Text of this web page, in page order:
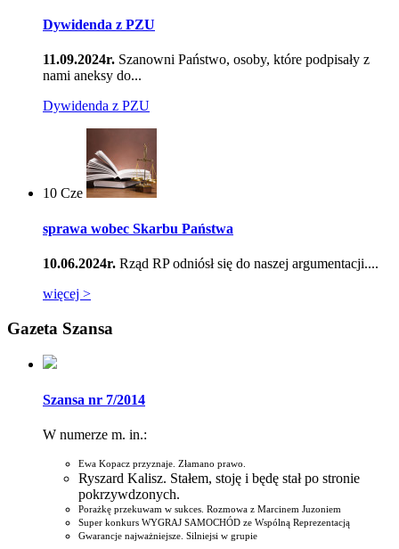
Dywidenda z PZU
11.09.2024r. Szanowni Państwo, osoby, które podpisały z
nami aneksy do...
Dywidenda z PZU
10 Cze
sprawa wobec Skarbu Państwa
10.06.2024r. Rząd RP odniósł się do naszej argumentacji....
więcej >
Gazeta Szansa
Szansa nr 7/2014
W numerze m. in.:
Ewa Kopacz przyznaje. Złamano prawo.
Ryszard Kalisz. Stałem, stoję i będę stał po stronie
pokrzywdzonych.
Porażkę przekuwam w sukces. Rozmowa z Marcinem Juzoniem
Super konkurs WYGRAJ SAMOCHÓD ze Wspólną Reprezentacją
Gwarancje najważniejsze. Silniejsi w grupie